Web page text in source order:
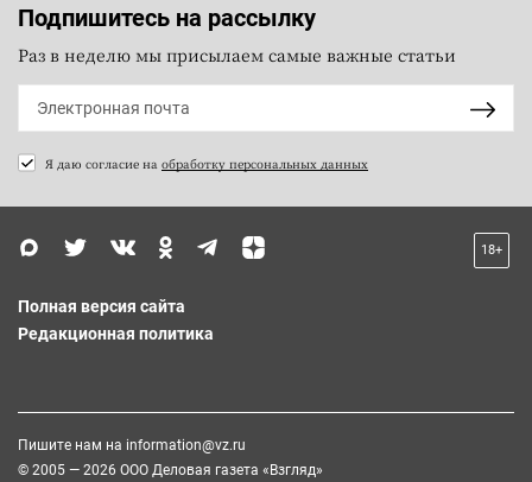
Подпишитесь на рассылку
Раз в неделю мы присылаем самые важные статьи
Я даю согласие на обработку персональных данных
18+
Полная версия сайта
Редакционная политика
Пишите нам на information@vz.ru
© 2005 — 2026 ООО Деловая газета «Взгляд»